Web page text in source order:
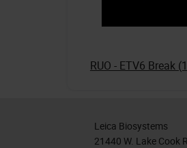
RUO - ETV6 Break
Leica Biosystems
21440 W. Lake Cook